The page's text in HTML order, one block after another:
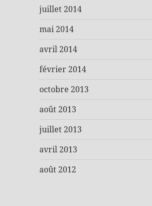
juillet 2014
mai 2014
avril 2014
février 2014
octobre 2013
août 2013
juillet 2013
avril 2013
août 2012